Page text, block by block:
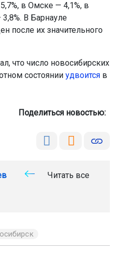
в Омске — 4,1%, в
В Барнауле
после их значительного
что число новосибирских
состоянии удвоится в
Поделиться новостью:
Читать все